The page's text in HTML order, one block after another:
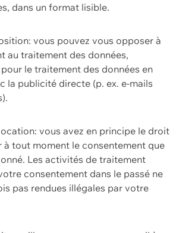
dans un format lisible.
vous pouvez vous opposer à
au traitement des données,
le traitement des données en
la publicité directe (p. ex. e-mails
vous avez en principe le droit
à tout moment le consentement que
Les activités de traitement
consentement dans le passé ne
pas rendues illégales par votre